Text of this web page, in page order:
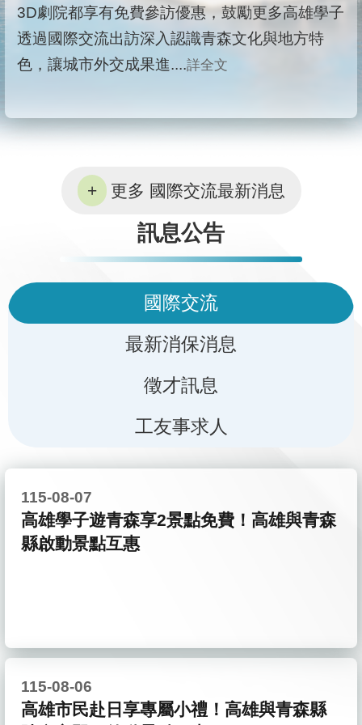
3D劇院都享有免費參訪優惠，鼓勵更多高雄學子
透過國際交流出訪深入認識青森文化與地方特
色，讓城市外交成果進....詳全文
更多 國際交流最新消息
訊息公告
國際交流
最新消保消息
徵才訊息
工友事求人
115-08-07
高雄學子遊青森享2景點免費！高雄與青森
縣啟動景點互惠
115-08-06
高雄市民赴日享專屬小禮！高雄與青森縣